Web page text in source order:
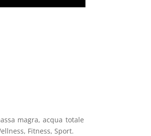
magra, acqua totale
Fitness, Sport.